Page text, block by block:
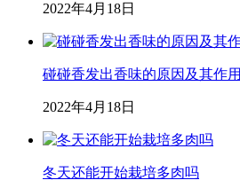
2022年4月18日
碰碰香发出香味的原因及其作用
2022年4月18日
冬天还能开始栽培多肉吗